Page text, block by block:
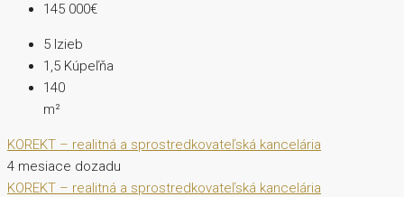
145 000€
5 Izieb
1,5 Kúpeľňa
140
m²
KOREKT – realitná a sprostredkovateľská kancelária
4 mesiace dozadu
KOREKT – realitná a sprostredkovateľská kancelária